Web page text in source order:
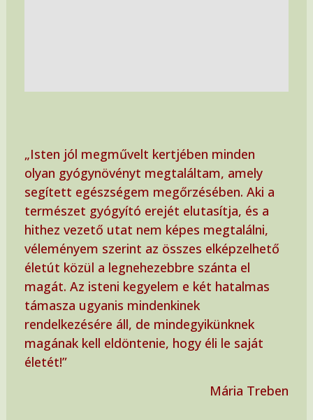
„Isten jól megművelt kertjében minden
olyan gyógynövényt megtaláltam, amely
segített egészségem megőrzésében. Aki a
természet gyógyító erejét elutasítja, és a
hithez vezető utat nem képes megtalálni,
véleményem szerint az összes elképzelhető
életút közül a legnehezebbre szánta el
magát. Az isteni kegyelem e két hatalmas
támasza ugyanis mindenkinek
rendelkezésére áll, de mindegyikünknek
magának kell eldöntenie, hogy éli le saját
életét!”
Mária Treben